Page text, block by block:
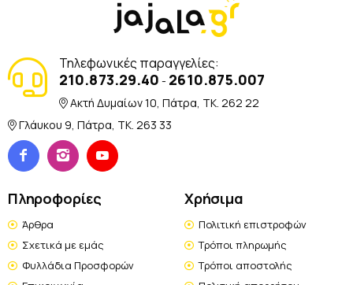
Τηλεφωνικές παραγγελίες:
210.873.29.40 - 2610.875.007
Ακτή Δυμαίων 10, Πάτρα, TK. 262 22
Γλάυκου 9, Πάτρα, TK. 263 33
Πληροφορίες
Άρθρα
Σχετικά με εμάς
Φυλλάδια Προσφορών
Χρήσιμα
Πολιτική επιστροφών
Τρόποι πληρωμής
Τρόποι αποστολής